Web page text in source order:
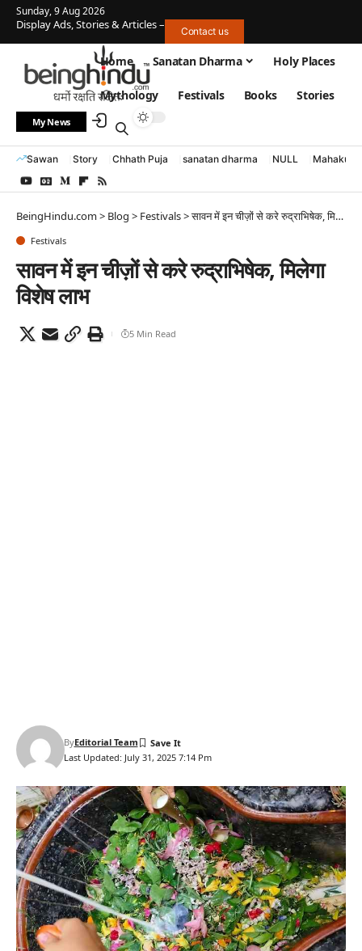
Sunday, 9 Aug 2026
Display Ads, Stories & Articles – Contact us
Home Sanatan Dharma Holy Places
Mythology Festivals Books Stories
My News
Sawan Story Chhath Puja sanatan dharma NULL
BeingHindu.com> Blog > Festivals>सावन में इन चीज़ों से करे रुद्राभिषेक, मिलेगा विशेष लाभ
Festivals
सावन में इन चीज़ों से करे रुद्राभिषेक, मिलेगा
विशेष लाभ
Last Updated: July 31, 2025 7:14 Pm
ByEditorial Team
5 Min Read